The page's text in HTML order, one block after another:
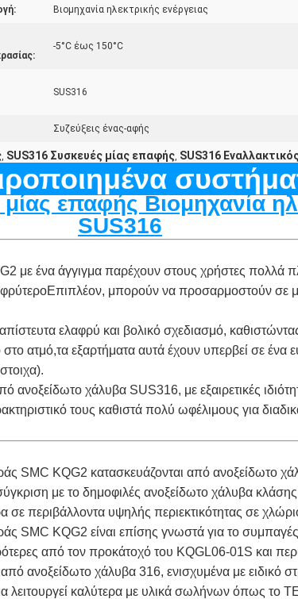
Βιομηχανία ηλεκτρικής ενέργειας
-5°C έως 150°C
SUS316
Συζεύξεις ένας-αφής
, SUS316 Συσκευές μίας επαφής, SUS316
επαφής Βιομηχανία
SUS316
με ένα άγγιγμα παρέχουν στους χρήστες πολλά
μπορούν να προσαρμοστούν σε
ελαφρύ και βολικό σχεδιασμό,
ατμό,τα εξαρτήματα αυτά έχουν υπερβεί σε
ανοξείδωτο χάλυβα SUS316, με εξαιρετικές
τους καθιστά πολύ ωφέλιμους για
SMC KQG2 κατασκευάζονται από ανοξείδωτο
με το δημοφιλές ανοξείδωτο χάλυβα
σε περιβάλλοντα υψηλής περιεκτικότητας σε
SMC KQG2 είναι επίσης γνωστά για το
από τον προκάτοχό του KQGL06-01S και
από ανοξείδωτο χάλυβα 316, ενισχυμένα με
λειτουργεί καλύτερα με υλικά σωλήνων όπως το